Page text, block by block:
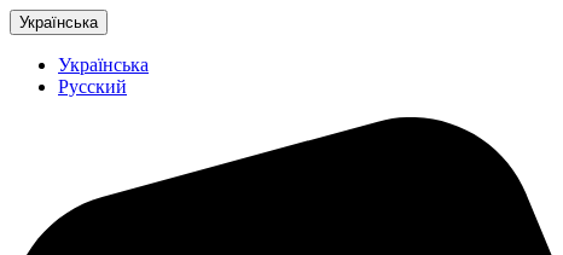
Українська
Українська
Русский